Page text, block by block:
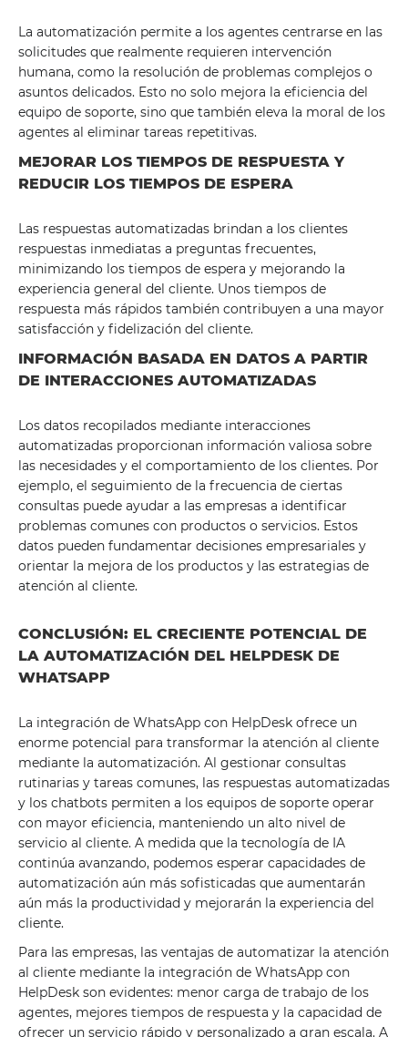
La automatización permite a los agentes centrarse en las
solicitudes que realmente requieren intervención
humana, como la resolución de problemas complejos o
asuntos delicados. Esto no solo mejora la eficiencia del
equipo de soporte, sino que también eleva la moral de los
agentes al eliminar tareas repetitivas.
MEJORAR LOS TIEMPOS DE RESPUESTA Y
REDUCIR LOS TIEMPOS DE ESPERA
Las respuestas automatizadas brindan a los clientes
respuestas inmediatas a preguntas frecuentes,
minimizando los tiempos de espera y mejorando la
experiencia general del cliente. Unos tiempos de
respuesta más rápidos también contribuyen a una mayor
satisfacción y fidelización del cliente.
INFORMACIÓN BASADA EN DATOS A PARTIR
DE INTERACCIONES AUTOMATIZADAS
Los datos recopilados mediante interacciones
automatizadas proporcionan información valiosa sobre
las necesidades y el comportamiento de los clientes. Por
ejemplo, el seguimiento de la frecuencia de ciertas
consultas puede ayudar a las empresas a identificar
problemas comunes con productos o servicios. Estos
datos pueden fundamentar decisiones empresariales y
orientar la mejora de los productos y las estrategias de
atención al cliente.
CONCLUSIÓN: EL CRECIENTE POTENCIAL DE
LA AUTOMATIZACIÓN DEL HELPDESK DE
WHATSAPP
La integración de WhatsApp con HelpDesk ofrece un
enorme potencial para transformar la atención al cliente
mediante la automatización. Al gestionar consultas
rutinarias y tareas comunes, las respuestas automatizadas
y los chatbots permiten a los equipos de soporte operar
con mayor eficiencia, manteniendo un alto nivel de
servicio al cliente. A medida que la tecnología de IA
continúa avanzando, podemos esperar capacidades de
automatización aún más sofisticadas que aumentarán
aún más la productividad y mejorarán la experiencia del
cliente.
Para las empresas, las ventajas de automatizar la atención
al cliente mediante la integración de WhatsApp con
HelpDesk son evidentes: menor carga de trabajo de los
agentes, mejores tiempos de respuesta y la capacidad de
ofrecer un servicio rápido y personalizado a gran escala. A